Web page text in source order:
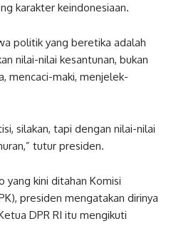
karakter keindonesiaan.
politik yang beretika adalah
nilai-nilai kesantunan, bukan
mencaci-maki, menjelek-
silakan, tapi dengan nilai-nilai
tutur presiden.
yang kini ditahan Komisi
presiden mengatakan dirinya
DPR RI itu mengikuti